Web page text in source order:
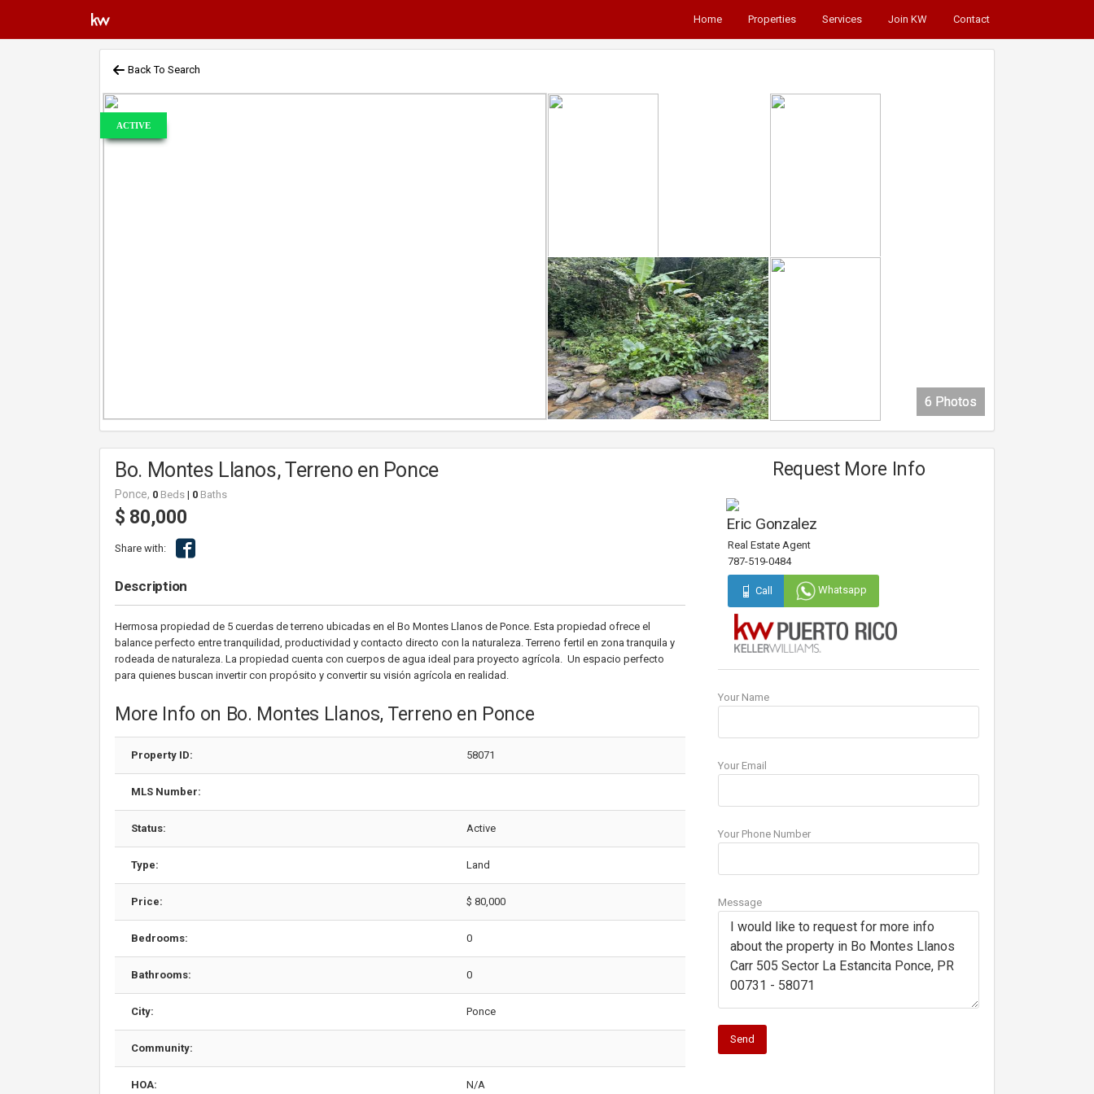
Home Properties Services Join KW Contact
Back To Search
ACTIVE
6 Photos
6 Photos
6 Photos
6 Photos
Bo. Montes Llanos, Terreno en Ponce
Ponce, 0 Beds | 0 Baths
$ 80,000
Share with:
Description
Hermosa propiedad de 5 cuerdas de terreno ubicadas en el Bo Montes Llanos de Ponce. Esta propiedad ofrece el
balance perfecto entre tranquilidad, productividad y contacto directo con la naturaleza. Terreno fertil en zona tranquila y
rodeada de naturaleza. La propiedad cuenta con cuerpos de agua ideal para proyecto agrícola. Un espacio perfecto
para quienes buscan invertir con propósito y convertir su visión agrícola en realidad.
More Info on Bo. Montes Llanos, Terreno en Ponce
Property ID: 58071
MLS Number:
Status: Active
Type: Land
Price: $ 80,000
Bedrooms: 0
Bathrooms: 0
City: Ponce
Community:
HOA: N/A
Request More Info
Eric Gonzalez
Real Estate Agent
787-519-0484
Call Whatsapp
Your Name
Your Email
Your Phone Number
Message
Send